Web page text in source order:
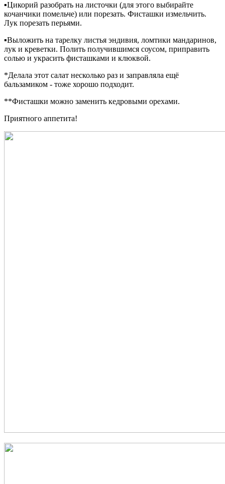
▪Цикорий разобрать на листочки (для этого выбирайте
кочанчики помельче) или порезать. Фисташки измельчить.
Лук порезать перьями.
▪Выложить на тарелку листья эндивия, ломтики мандаринов,
лук и креветки. Полить получившимся соусом, приправить
солью и украсить фисташками и клюквой.
*Делала этот салат несколько раз и заправляла ещё
бальзамиком - тоже хорошо подходит.
**Фисташки можно заменить кедровыми орехами.
Приятного аппетита!